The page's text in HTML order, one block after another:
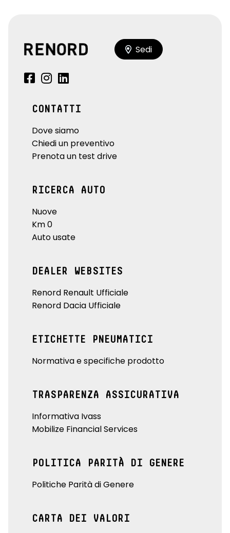
Sedi
CONTATTI
Dove siamo
Chiedi un preventivo
Prenota un test drive
RICERCA AUTO
Nuove
Km 0
Auto usate
DEALER WEBSITES
Renord Renault Ufficiale
Renord Dacia Ufficiale
ETICHETTE PNEUMATICI
Normativa e specifiche prodotto
TRASPARENZA ASSICURATIVA
Informativa Ivass
Mobilize Financial Services
POLITICA PARITÀ DI GENERE
Politiche Parità di Genere
CARTA DEI VALORI